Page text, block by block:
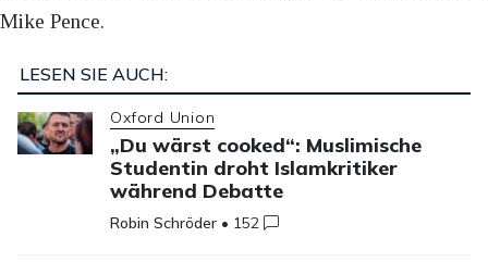
Mike Pence.
LESEN SIE AUCH:
Oxford Union
„Du wärst cooked“: Muslimische
Studentin droht Islamkritiker
während Debatte
Robin Schröder • 152